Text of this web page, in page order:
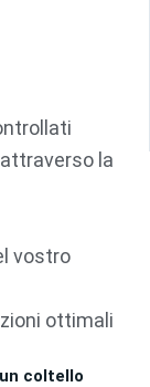
la
vostro
ottimali
coltello